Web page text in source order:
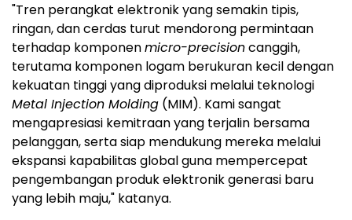
"Tren perangkat elektronik yang semakin tipis,
ringan, dan cerdas turut mendorong permintaan
terhadap komponenmicro-precisioncanggih,
terutama komponen logam berukuran kecil dengan
kekuatan tinggi yang diproduksi melalui teknologi
Metal Injection Molding (MIM). Kami sangat
mengapresiasi kemitraan yang terjalin bersama
pelanggan, serta siap mendukung mereka melalui
ekspansi kapabilitas global guna mempercepat
pengembangan produk elektronik generasi baru
yang lebih maju," katanya.